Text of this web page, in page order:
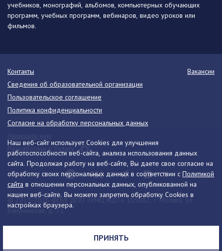
Наш веб-сайт использует Cookies для улучшения
работоспособности веб-сайта, анализа использования данных
сайта. Продолжая работу на веб-сайте, Вы даете свое согласие на
обработку своих персональных данных в соответствии с Политикой
сайта в отношении персональных данных, опубликованной на
нашем веб-сайте. Вы можете запретить обработку Cookies в
настройках браузера.
ПРИНЯТЬ
учебников, монографий, альбомов, компьютерных обучающих
программ, учебных программ, вебинаров, видео уроков или
фильмов.
© 2013-2026 ФГБУ ДПО «УМЦ ЖДТ» 105082, г. Москва, ул.
Бакунинская, д. 71
Телефон:8 (495) 739-00-30 info@umczdt.ru
схема проезда
Контакты
Вакансии
Сведения об образовательной организации
Пользовательское соглашение
Политика конфиденциальности
Согласие на обработку персональных данных
Разработано в Victory